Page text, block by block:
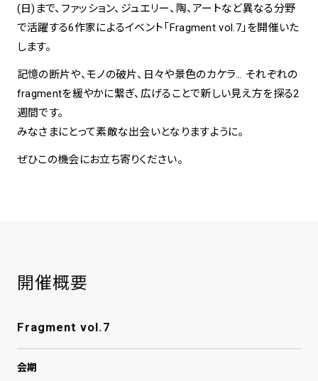
Spiral Rendezvous Store
グランスタ東京店
spiral art gallery 名古屋
松坂屋
(日)まで、ファッション、ジュエリー、陶、アートなど異なる分野
で活躍する6作家によるイベント「Fragment vol.7」を開催いた
します。
記憶の断片や、モノの破片、日々や景色のカケラ… それぞれの
fragmentを緩やかに繋ぎ、広げることで新しい見え方を探る2
週間です。
みなさまにとって素敵な出会いとなりますように。
ぜひこの機会にお立ち寄りください。
開催概要
Fragment vol.7
会期